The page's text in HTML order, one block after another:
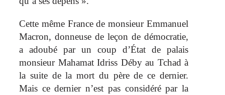
Cette même France de monsieur Emmanuel
Macron, donneuse de leçon de démocratie,
a adoubé par un coup d’État de palais
monsieur Mahamat Idriss Déby au Tchad à
la suite de la mort du père de ce dernier.
Mais ce dernier n’est pas considéré par la